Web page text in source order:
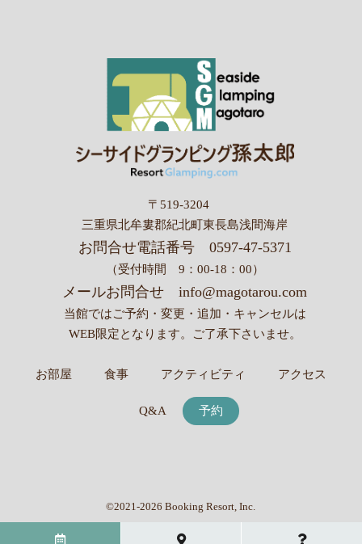
〒519-3204
三重県北牟婁郡紀北町東長島浅間海岸
お問合せ電話番号 0597-47-5371
（受付時間 9：00-18：00）
メールお問合せinfo@magotarou.com
当館ではご予約・変更・追加・キャンセルは
WEB限定となります。
ご了承下さいませ。
お部屋 食事 アクティビティ アクセス
Q&A 予約
©2021-2026 Booking Resort, Inc.